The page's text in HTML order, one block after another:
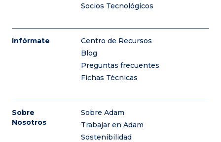
Socios Tecnológicos
Infórmate
Centro de Recursos
Blog
Preguntas frecuentes
Fichas Técnicas
Sobre
Nosotros
Sobre Adam
Trabajar en Adam
Sostenibilidad